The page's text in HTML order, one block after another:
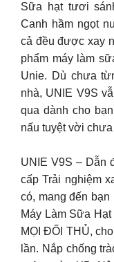
Sữa hạt tươi
Canh hầm ngọt
cả đều được xay
phẩm máy làm
Unie. Dù chưa
nhà, UNIE V9S
qua dành cho
nấu tuyệt vời chưa
UNIE V9S – Dẫn
cấp Trải nghiệm
có, mang đến
Máy Làm Sữa
MỌI ĐỐI THỦ,
lần. Nắp chống